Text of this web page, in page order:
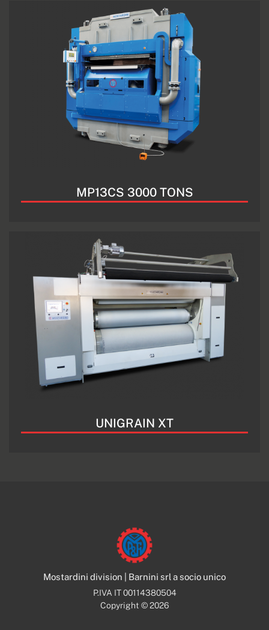
MP13CS 3000 TONS
UNIGRAIN XT
Mostardini division | Barnini srl a socio unico
P.IVA IT 00114380504
Copyright © 2026